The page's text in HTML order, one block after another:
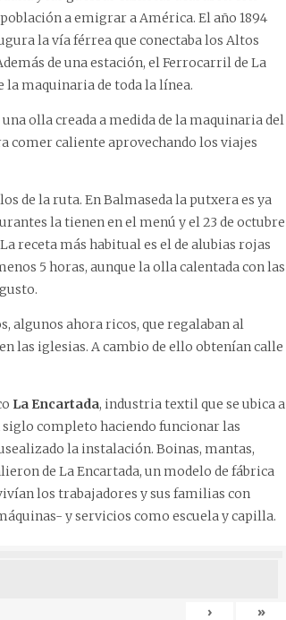
a emigrar a América. El año 1894
la vía férrea que conectaba los Altos
de una estación, el Ferrocarril de La
maquinaria de toda la línea.
olla creada a medida de la maquinaria del
comer caliente aprovechando los viajes
de la ruta. En Balmaseda la putxera es ya
la tienen en el menú y el 23 de octubre
La receta más habitual es el de alubias rojas
5 horas, aunque la olla calentada con las
algunos ahora ricos, que regalaban al
las iglesias. A cambio de ello obtenían calle
La Encartada, industria textil que se ubica a
siglo completo haciendo funcionar las
la instalación. Boinas, mantas,
de La Encartada, un modelo de fábrica
los trabajadores y sus familias con
y servicios como escuela y capilla.
› »